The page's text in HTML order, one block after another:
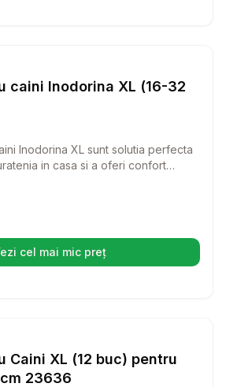
Scutece
caini Inodorina XL (16-32
Inodorina XL sunt solutia perfecta
in casa si a oferi confort
scutece sunt ideale pentru
cel mai mic preț
(se deschide într-o filă nouă)
Caini XL (12 buc) pentru
23636